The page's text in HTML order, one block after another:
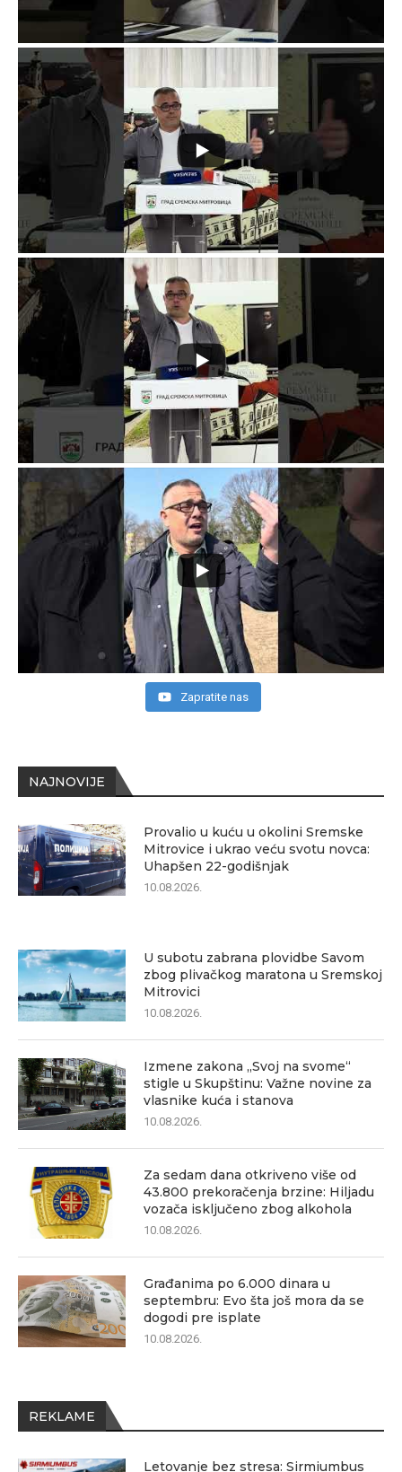
NAJNOVIJE
Provalio u kuću u okolini Sremske
Mitrovice i ukrao veću svotu novca:
Uhapšen 22-godišnjak
10.08.2026.
U subotu zabrana plovidbe Savom
zbog plivačkog maratona u Sremskoj
Mitrovici
10.08.2026.
Izmene zakona „Svoj na svome“
stigle u Skupštinu: Važne novine za
vlasnike kuća i stanova
10.08.2026.
Za sedam dana otkriveno više od
43.800 prekoračenja brzine: Hiljadu
vozača isključeno zbog alkohola
10.08.2026.
Građanima po 6.000 dinara u
septembru: Evo šta još mora da se
dogodi pre isplate
10.08.2026.
REKLAME
Letovanje bez stresa: Sirmiumbus
Zapratite nas